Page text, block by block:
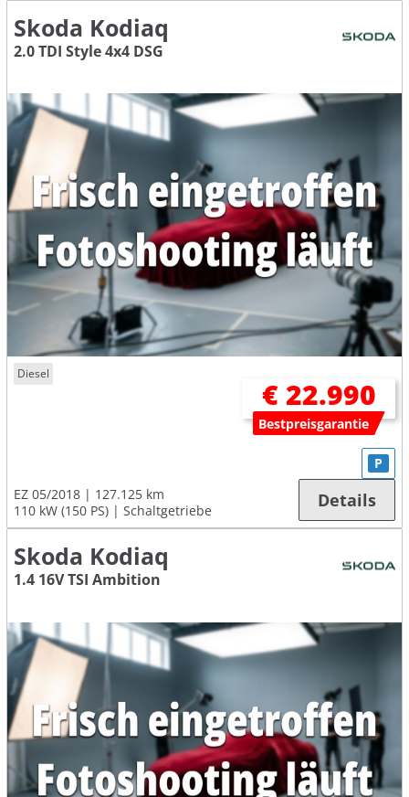
Skoda Kodiaq
2.0 TDI Style 4x4 DSG
Diesel
€ 22.990
Bestpreisgarantie
EZ 05/2018
127.125 km
110 kW (150 PS)
Schaltgetriebe
P
Details
Skoda Kodiaq
1.4 16V TSI Ambition